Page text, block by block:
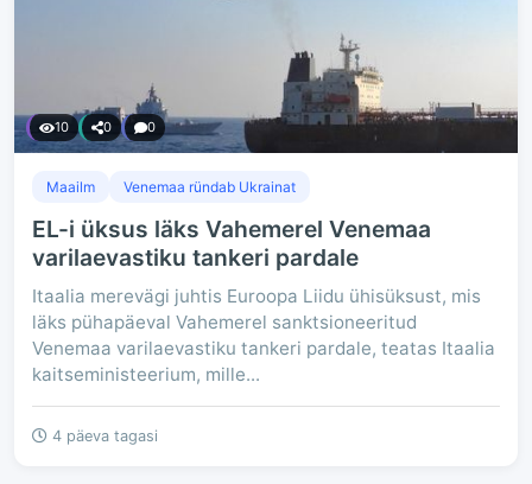
10 0 0
Maailm Venemaa ründab Ukrainat
EL-i üksus läks Vahemerel Venemaa
varilaevastiku tankeri pardale
Itaalia merevägi juhtis Euroopa Liidu ühisüksust, mis
läks pühapäeval Vahemerel sanktsioneeritud
Venemaa varilaevastiku tankeri pardale, teatas Itaalia
kaitseministeerium, mille...
4 päeva tagasi